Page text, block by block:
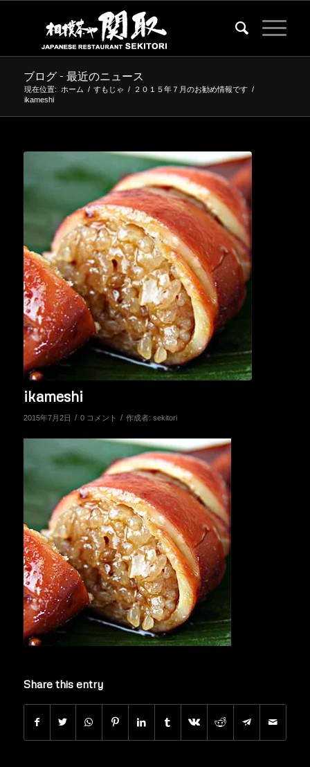
ブログ - 最近のニュース
現在位置: ホーム / すもじゃ / ２０１５年７月のお勧め情報です /
ikameshi
ikameshi
2015年7月2日 / 0 コメント / 作成者: sekitori
Share this entry